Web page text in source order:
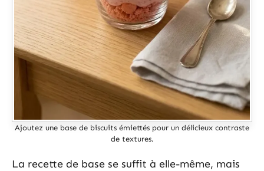
Ajoutez une base de biscuits émiettés pour un délicieux contraste
de textures.
La recette de base se suffit à elle-même, mais